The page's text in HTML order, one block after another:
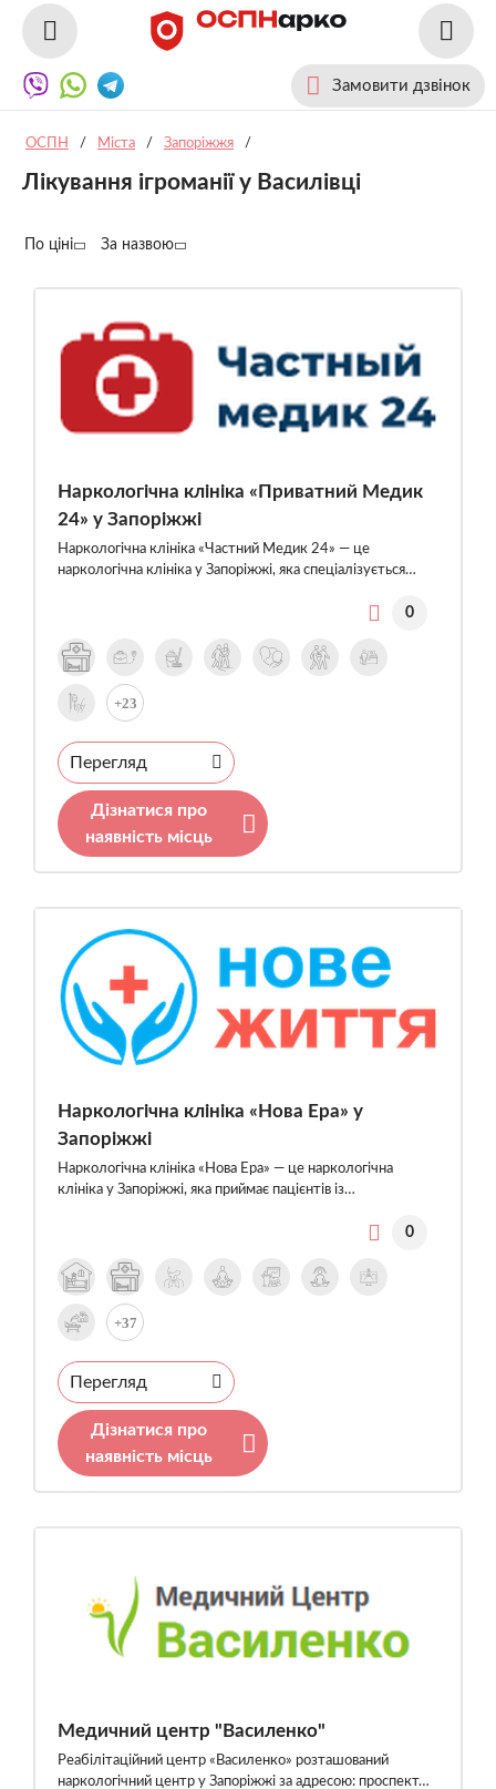
Замовити дзвінок
ОСПН / Міста / Запоріжжя /
Лікування ігроманії у Василівці
По ціні За назвою
Наркологічна клініка «Приватний Медик
24» у Запоріжжі
Наркологічна клініка «Частний Медик 24» — це
наркологічна клініка у Запоріжжі, яка спеціалізується…
0
+23
Перегляд
Дізнатися про
наявність місць
Наркологічна клініка «Нова Ера» у
Запоріжжі
Наркологічна клініка «Нова Ера» — це наркологічна
клініка у Запоріжжі, яка приймає пацієнтів із…
0
+37
Перегляд
Дізнатися про
наявність місць
Медичний центр "Василенко"
Реабілітаційний центр «Василенко» розташований
наркологічний центр у Запоріжжі за адресою: проспект…